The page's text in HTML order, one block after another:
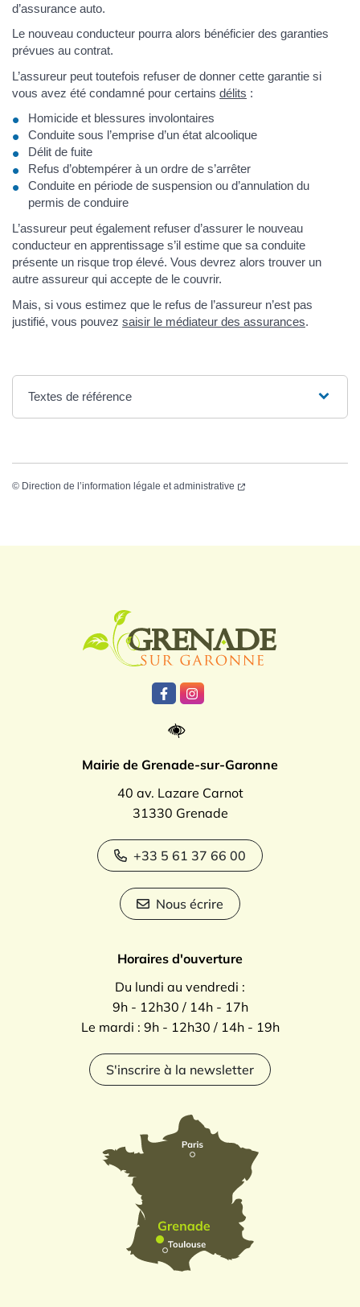
d’assurance auto.
Le nouveau conducteur pourra alors bénéficier des garanties
prévues au contrat.
L’assureur peut toutefois refuser de donner cette garantie si
vous avez été condamné pour certains délits :
Homicide et blessures involontaires
Conduite sous l’emprise d’un état alcoolique
Délit de fuite
Refus d’obtempérer à un ordre de s’arrêter
Conduite en période de suspension ou d’annulation du
permis de conduire
L’assureur peut également refuser d’assurer le nouveau
conducteur en apprentissage s’il estime que sa conduite
présente un risque trop élevé. Vous devrez alors trouver un
autre assureur qui accepte de le couvrir.
Mais, si vous estimez que le refus de l’assureur n’est pas
justifié, vous pouvez saisir le médiateur des assurances.
Textes de référence
© Direction de l’information légale et administrative
Lien vers le compte Facebook
Lien vers le compte
Mairie de Grenade-sur-Garonne
40 av. Lazare Carnot
31330 Grenade
+33 5 61 37 66 00
Nous écrire
Horaires d'ouverture
Du lundi au vendredi :
9h - 12h30 / 14h - 17h
Le mardi : 9h - 12h30 / 14h - 19h
S'inscrire à la newsletter